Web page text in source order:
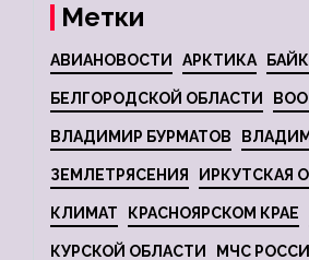
Метки
АВИАНОВОСТИ АРКТИКА
БЕЛГОРОДСКОЙ ОБЛАСТИ
ВЛАДИМИР БУРМАТОВ
ЗЕМЛЕТРЯСЕНИЯ ИРКУТСКАЯ
КЛИМАТ КРАСНОЯРСКОМ КРАЕ
КУРСКОЙ ОБЛАСТИ МЧС